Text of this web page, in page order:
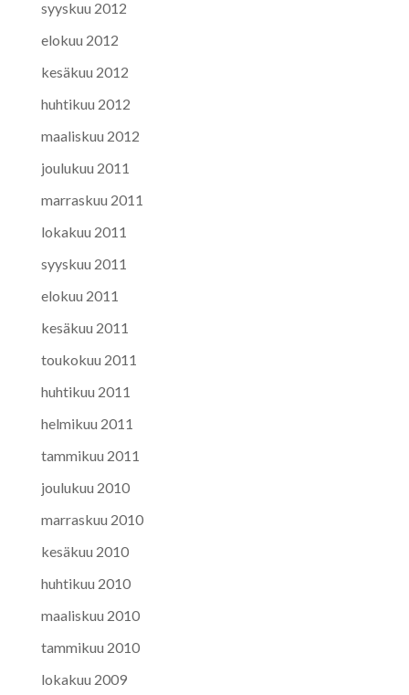
syyskuu 2012
elokuu 2012
kesäkuu 2012
huhtikuu 2012
maaliskuu 2012
joulukuu 2011
marraskuu 2011
lokakuu 2011
syyskuu 2011
elokuu 2011
kesäkuu 2011
toukokuu 2011
huhtikuu 2011
helmikuu 2011
tammikuu 2011
joulukuu 2010
marraskuu 2010
kesäkuu 2010
huhtikuu 2010
maaliskuu 2010
tammikuu 2010
lokakuu 2009